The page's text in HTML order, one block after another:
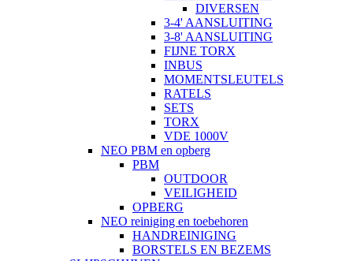
DIVERSEN
3-4' AANSLUITING
3-8' AANSLUITING
FIJNE TORX
INBUS
MOMENTSLEUTELS
RATELS
SETS
TORX
VDE 1000V
NEO PBM en opberg
PBM
OUTDOOR
VEILIGHEID
OPBERG
NEO reiniging en toebehoren
HANDREINIGING
BORSTELS EN BEZEMS